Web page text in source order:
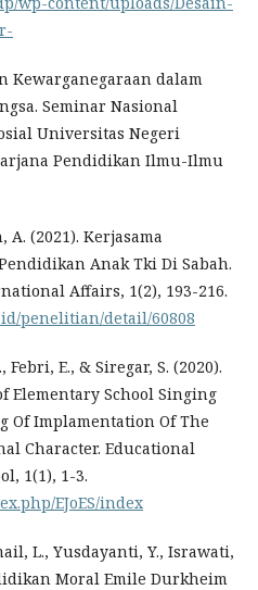
Kewarganegaraan dalam
Seminar Nasional
Universitas Negeri
Pendidikan Ilmu-Ilmu
(2021). Kerjasama
Anak Tki Di Sabah.
Affairs, 1(2), 193-216.
penelitian/detail/60808
E., & Siregar, S. (2020).
Elementary School Singing
Of Implamentation Of The
Character. Educational
1(1), 1-3.
EJoES/index
L., Yusdayanti, Y., Israwati,
Moral Emile Durkheim